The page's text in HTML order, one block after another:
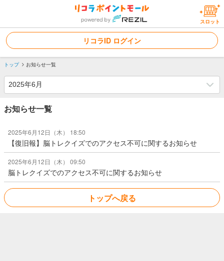
スロット
リコラID ログイン
トップ お知らせ一覧
お知らせ一覧
2025年6月12日（木） 18:50
【復旧報】脳トレクイズでのアクセス不可に関するお知らせ
2025年6月12日（木） 09:50
脳トレクイズでのアクセス不可に関するお知らせ
トップへ戻る